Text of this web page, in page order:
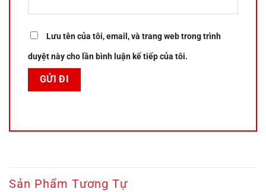
Lưu tên của tôi, email, và trang web trong trình
duyệt này cho lần bình luận kế tiếp của tôi.
Sản Phẩm Tương Tự